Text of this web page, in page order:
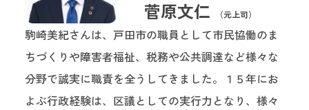
菅原文仁 （元上司）
駒崎美紀さんは、戸田市の職員として市民協働のま
ちづくりや障害者福祉、税務や公共調達など様々な
分野で誠実に職責を全うしてきました。１５年にお
よぶ行政経験は、区議としての実行力となり、様々